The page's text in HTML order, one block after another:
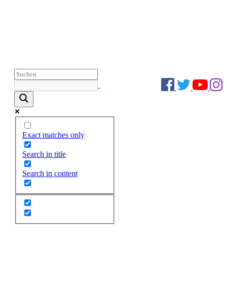
Exact matches only
Search in title
Search in content